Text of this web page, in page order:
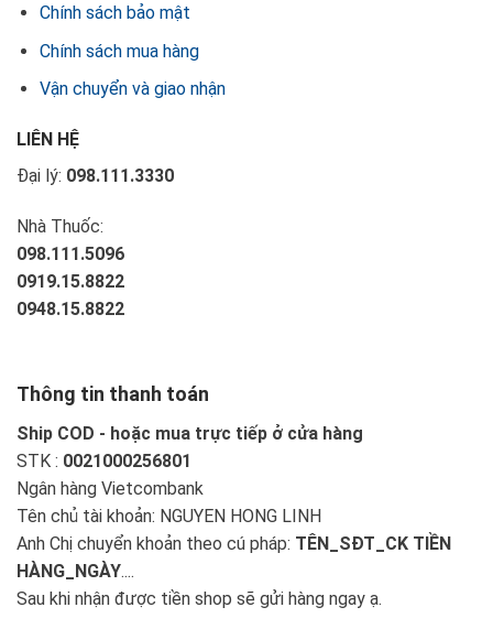
Chính sách bảo mật
Chính sách mua hàng
Vận chuyển và giao nhận
LIÊN HỆ
Đại lý: 098.111.3330
Nhà Thuốc:
098.111.5096
0919.15.8822
0948.15.8822
Thông tin thanh toán
Ship COD - hoặc mua trực tiếp ở cửa hàng
STK : 0021000256801
Ngân hàng Vietcombank
Tên chủ tài khoản: NGUYEN HONG LINH
Anh Chị chuyển khoản theo cú pháp: TÊN_SĐT_CK TIỀN
HÀNG_NGÀY....
Sau khi nhận được tiền shop sẽ gửi hàng ngay ạ.